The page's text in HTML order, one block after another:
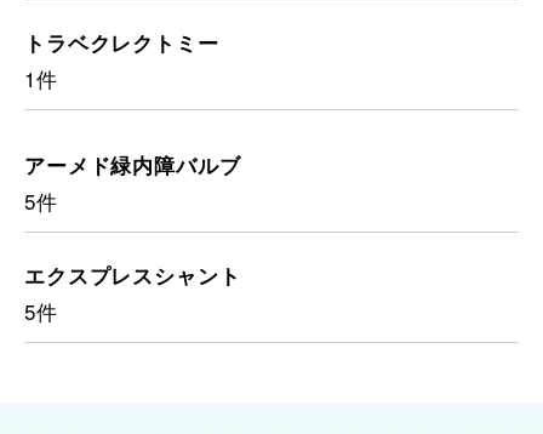
トラベクレクトミー
1件
アーメド緑内障バルブ
5件
エクスプレスシャント
5件